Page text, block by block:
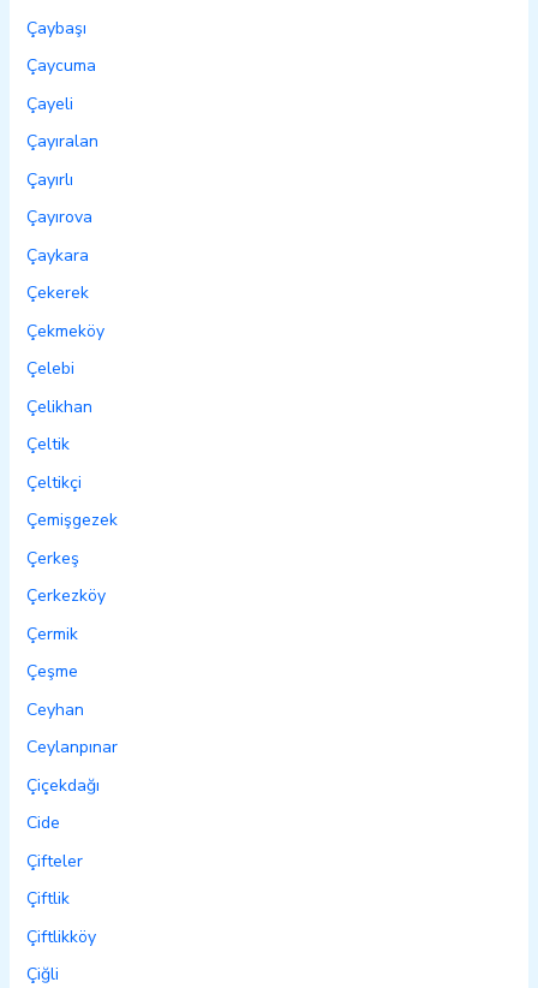
Çaybaşı
Çaycuma
Çayeli
Çayıralan
Çayırlı
Çayırova
Çaykara
Çekerek
Çekmeköy
Çelebi
Çelikhan
Çeltik
Çeltikçi
Çemişgezek
Çerkeş
Çerkezköy
Çermik
Çeşme
Ceyhan
Ceylanpınar
Çiçekdağı
Cide
Çifteler
Çiftlik
Çiftlikköy
Çiğli